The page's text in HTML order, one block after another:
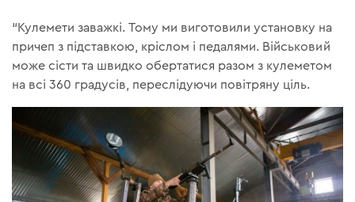
“Кулемети заважкі. Тому ми виготовили установку на
причеп з підставкою, кріслом і педалями. Військовий
може сісти та швидко обертатися разом з кулеметом
на всі 360 градусів, переслідуючи повітряну ціль.